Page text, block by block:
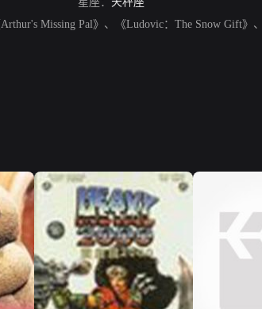
Missing Pal》、《Ludovic：The Snow Gift》